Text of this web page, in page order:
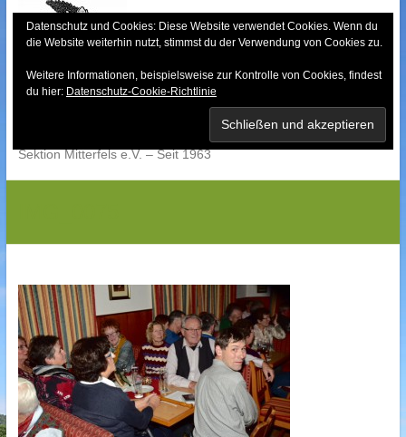
content
Bayerischer Wald-
Sektion Mitterfels e.V. – Seit 1963
Datenschutz und Cookies: Diese Website verwendet Cookies. Wenn du
die Website weiterhin nutzt, stimmst du der Verwendung von Cookies zu.
Weitere Informationen, beispielsweise zur Kontrolle von Cookies, findest
du hier: Datenschutz-Cookie-Richtlinie